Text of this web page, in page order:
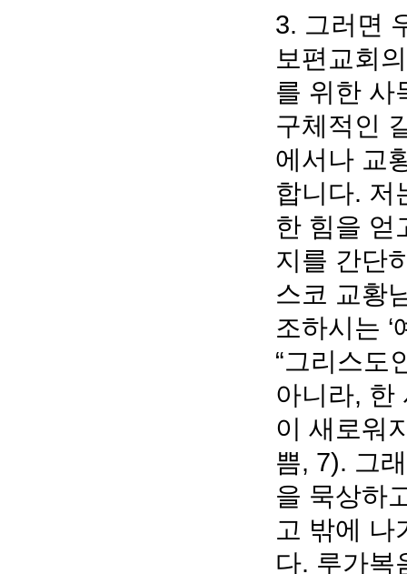
3. 그러면
보편교회
를 위한 사
구체적인
에서나 교
합니다. 저
한 힘을 얻
지를 간단
스코 교황
조하시는
“그리스도
아니라, 한
이 새로워
쁨, 7). 그
을 묵상하
고 밖에 나
다. 루가복